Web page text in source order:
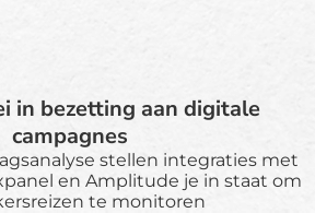
in bezetting aan digitale
campagnes
stellen integraties met
en Amplitude je in staat om
te monitoren